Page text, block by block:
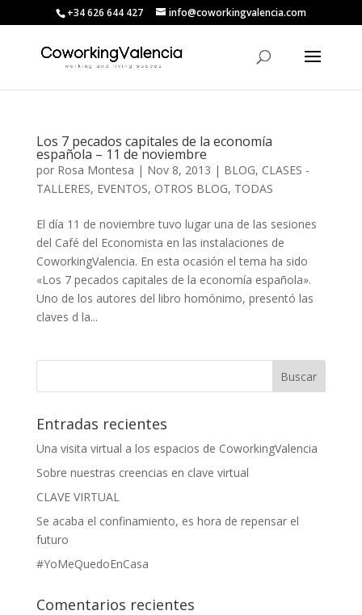
+34 626 644 427 info@coworkingvalencia.com
Los 7 pecados capitales de la economía
española – 11 de noviembre
por Rosa Montesa | Nov 8, 2013 | BLOG, CLASES -
TALLERES, EVENTOS, OTROS BLOG, TODAS
El día 11 de noviembre tuvo lugar una de las sesiones
del Café del Economista en las instalaciones de
CoworkingValencia. En esta ocasión el tema ha sido
«Los 7 pecados capitales de la economía española».
Uno de los autores del libro homónimo, presentó las
claves d la...
Entradas recientes
Una visita virtual a los espacios de CoworkingValencia
Sobre nuestras creencias en clave virtual
CLAVE VIRTUAL
Se acaba el confinamiento, es hora de repensar el
futuro
#YoMeQuedoEnCasa
Comentarios recientes